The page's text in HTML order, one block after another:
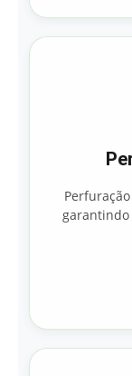
garantindo